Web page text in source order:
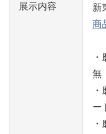
展示内容
新
商
無
ー